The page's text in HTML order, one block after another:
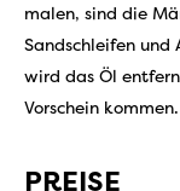
malen, sind die
Sandschleifen und
wird das Öl
Vorschein kommen.
PREISE